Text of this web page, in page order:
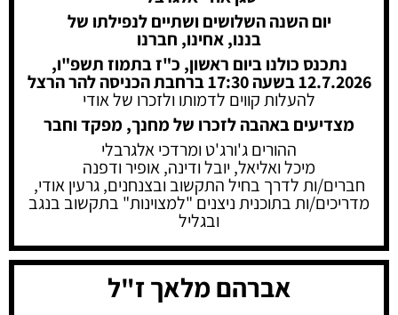
יום השנה השלושים ושתיים לנפילתו של
בננו, אחינו, חברנו
נתכנס כולנו ביום ראשון, כ"ז בתמוז תשפ"ו,
12.7.2026בשעה 17:30 ברחבת הכניסה להר הרצל
להעלות קווים לדמותו ולזכרו של אודי
מצדיעים באהבה לזכרו של מחנך, מפקד וחבר
ההורים ג'ורג'ט ומרדכי אלגרבלי
מיכל ואליאל, יובל ודינה, אופיר ודפנה
חברים/ות לדרך בחיל התקשוב ובצנחנים, גרעין אודי,
מדריכים/ות בתוכנית ניצנים "למצוינות" בתקשוב בנגב
ובגליל
אברהם מלאך ז"ל